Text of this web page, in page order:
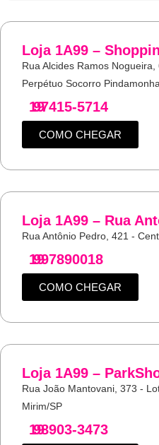
Loja 1A99 –
Rua Alcides Ramos
Perpétuo Socorro
19
97415-5714
COMO CHEGAR
Loja 1A99 – Rua
Rua Antônio Pedro, 421 -
19
997890018
COMO CHEGAR
Loja 1A99 –
Rua João Mantovani, 373 -
Mirim/SP
19
98903-3473